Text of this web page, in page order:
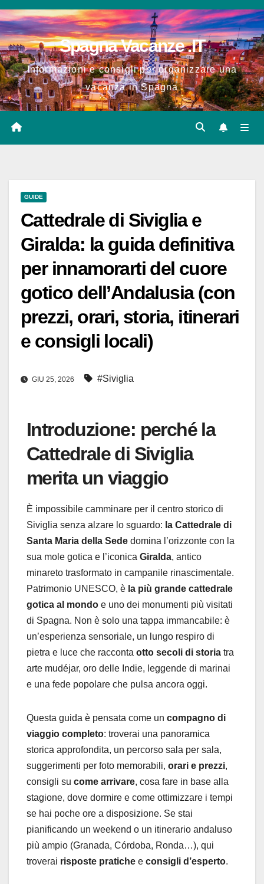
Salta
al
contenuto
Spagna Vacanze .IT
Informazioni e consigli per organizzare una
vacanza in Spagna
GUIDE
Cattedrale di Siviglia e
Giralda: la guida definitiva
per innamorarti del cuore
gotico dell’Andalusia (con
prezzi, orari, storia, itinerari
e consigli locali)
GIU 25, 2026 #Siviglia
Introduzione: perché la
Cattedrale di Siviglia
merita un viaggio
È impossibile camminare per il centro storico di
Siviglia senza alzare lo sguardo: la Cattedrale di
Santa Maria della Sede domina l’orizzonte con la
sua mole gotica e l’iconica Giralda, antico
minareto trasformato in campanile rinascimentale.
Patrimonio UNESCO, è la più grande cattedrale
gotica al mondo e uno dei monumenti più visitati
di Spagna. Non è solo una tappa immancabile: è
un’esperienza sensoriale, un lungo respiro di
pietra e luce che racconta otto secoli di storia tra
arte mudéjar, oro delle Indie, leggende di marinai
e una fede popolare che pulsa ancora oggi.
Questa guida è pensata come un compagno di
viaggio completo: troverai una panoramica
storica approfondita, un percorso sala per sala,
suggerimenti per foto memorabili, orari e prezzi,
consigli su come arrivare, cosa fare in base alla
stagione, dove dormire e come ottimizzare i tempi
se hai poche ore a disposizione. Se stai
pianificando un weekend o un itinerario andaluso
più ampio (Granada, Córdoba, Ronda…), qui
troverai risposte pratiche e consigli d’esperto.